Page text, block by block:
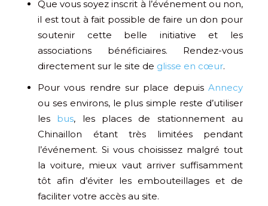
Que vous soyez inscrit à l’événement ou non,
il est tout à fait possible de faire un don pour
soutenir cette belle initiative et les
associations bénéficiaires. Rendez-vous
directement sur le site de glisse en cœur.
Pour vous rendre sur place depuis Annecy
ou ses environs, le plus simple reste d’utiliser
les bus, les places de stationnement au
Chinaillon étant très limitées pendant
l’événement. Si vous choisissez malgré tout
la voiture, mieux vaut arriver suffisamment
tôt afin d’éviter les embouteillages et de
faciliter votre accès au site.